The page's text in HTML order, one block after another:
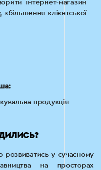
інтернет-магазин
клієнтської
продукція
у сучасному
на просторах